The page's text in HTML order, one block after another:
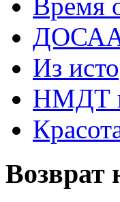
Время
Из
НМДТ